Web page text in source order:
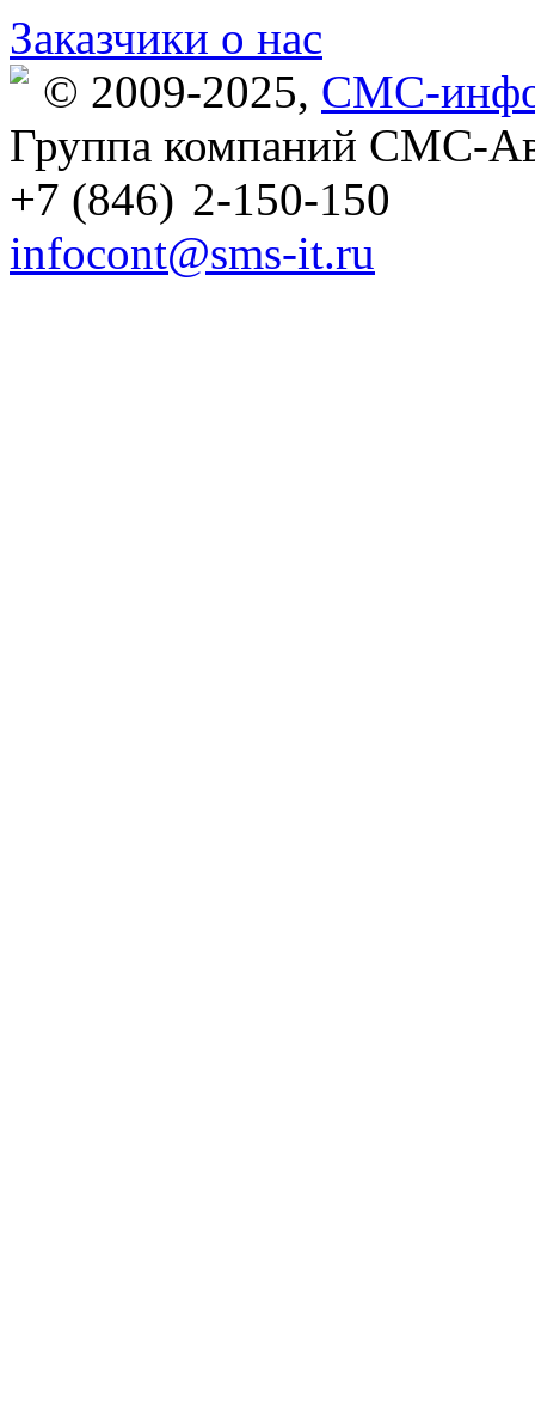
Заказчики о нас
© 2009-2025, СМС-
Группа компаний СМС-
+7 (846) 2-150-150
infocont@sms-it.ru